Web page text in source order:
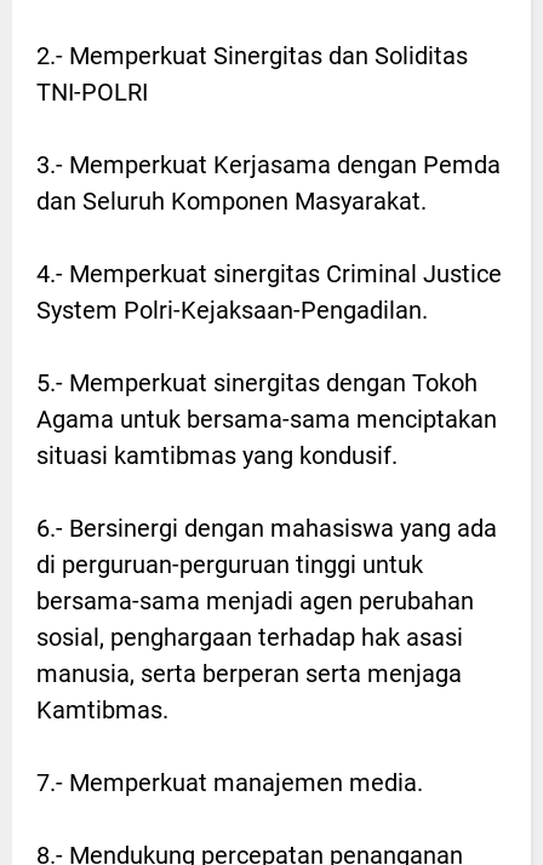
2.- Memperkuat Sinergitas dan Soliditas
TNI-POLRI
3.- Memperkuat Kerjasama dengan Pemda
dan Seluruh Komponen Masyarakat.
4.- Memperkuat sinergitas Criminal Justice
System Polri-Kejaksaan-Pengadilan.
5.- Memperkuat sinergitas dengan Tokoh
Agama untuk bersama-sama menciptakan
situasi kamtibmas yang kondusif.
6.- Bersinergi dengan mahasiswa yang ada
di perguruan-perguruan tinggi untuk
bersama-sama menjadi agen perubahan
sosial, penghargaan terhadap hak asasi
manusia, serta berperan serta menjaga
Kamtibmas.
7.- Memperkuat manajemen media.
8.- Mendukung percepatan penanganan